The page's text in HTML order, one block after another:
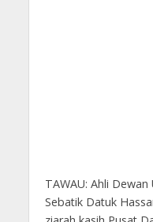
TAWAU: Ahli
Sebatik Datuk